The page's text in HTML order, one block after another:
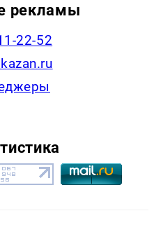
рекламы
22-52